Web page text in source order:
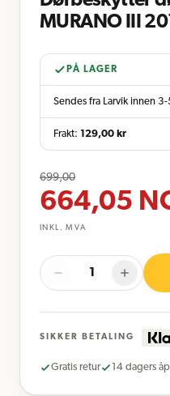
MURANO III
PÅ LAGER
Sendes fra Larvik innen
Frakt: 129,00 kr
699,00
664,05
INKL. MVA
SIKKER BETALING
Gratis retur 14 dagers